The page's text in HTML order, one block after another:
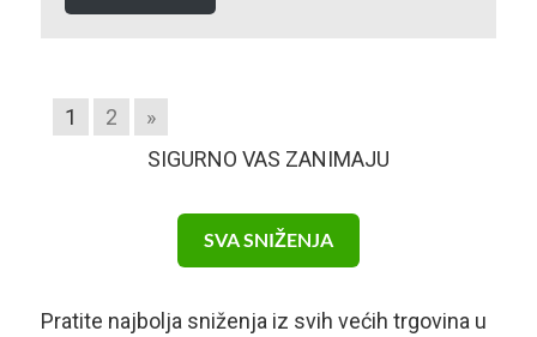
1 2
»
SIGURNO VAS ZANIMAJU
SVA SNIŽENJA
Pratite najbolja sniženja iz svih većih trgovina u